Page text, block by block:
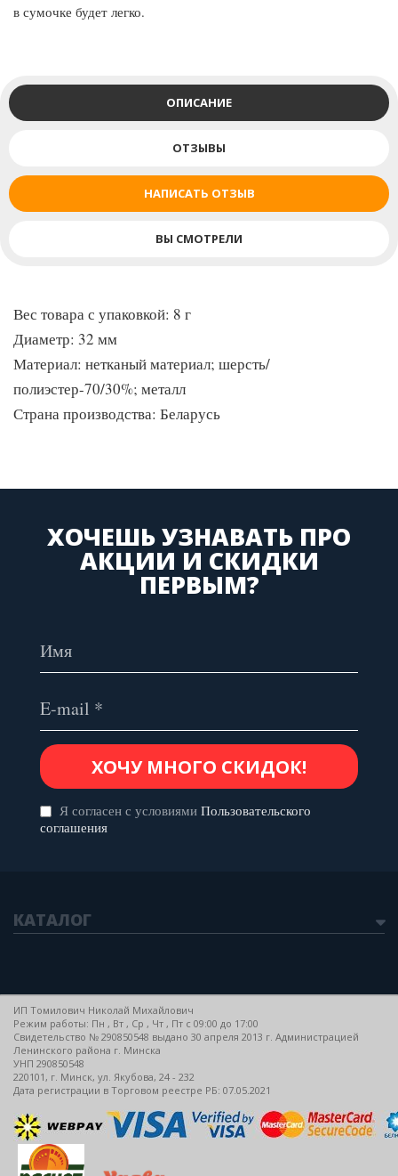
в сумочке будет легко.
ОПИСАНИЕ
ОТЗЫВЫ
НАПИСАТЬ ОТЗЫВ
ВЫ СМОТРЕЛИ
Вес товара с упаковкой: 8 г
Диаметр: 32 мм
Материал: нетканый материал; шерсть/
полиэстер-70/30%; металл
Страна производства: Беларусь
ХОЧЕШЬ УЗНАВАТЬ ПРО
АКЦИИ И СКИДКИ
ПЕРВЫМ?
Я согласен с условиями Пользовательского
соглашения
КАТАЛОГ
ИП Томилович Николай Михайлович
Режим работы: Пн , Вт , Ср , Чт , Пт c 09:00 до 17:00
Свидетельство № 290850548 выдано 30 апреля 2013 г. Администрацией
Ленинского района г. Минска
УНП 290850548
220101, г. Минск, ул. Якубова, 24 - 232
Дата регистрации в Торговом реестре РБ: 07.05.2021